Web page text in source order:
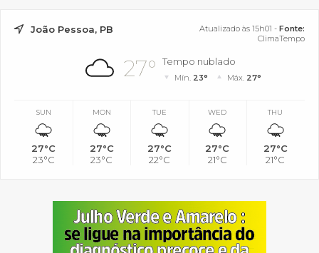
João Pessoa, PB Atualizado às 15h01 - Fonte:
ClimaTempo
27° Tempo nublado
Mín. 23° Máx. 27°
SUN
27°C
23°C
MON
27°C
23°C
TUE
27°C
22°C
WED
27°C
21°C
THU
27°C
21°C